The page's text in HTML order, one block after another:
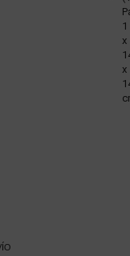
1
x
x